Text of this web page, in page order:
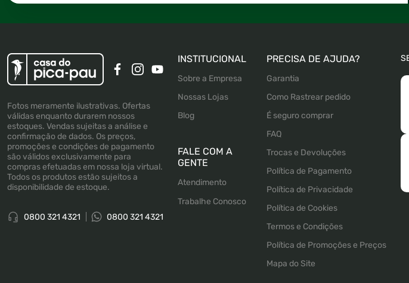
Fotos meramente ilustrativas. Ofertas
válidas enquanto durarem nossos
estoques. Vendas sujeitas a análise e
confirmação de dados. Os preços,
promoções e condições de pagamento
são válidos exclusivamente para
compras efetuadas em nossa loja virtual.
Todos os produtos estão sujeitos a
disponibilidade de estoque.
0800 321 4321 0800 321 4321
INSTITUCIONAL
Sobre a Empresa
Nossas Lojas
Blog
FALE COM A
GENTE
Trabalhe Conosco
Atendimento
PRECISA DE AJUDA?
Garantia
Como Rastrear pedido
É seguro comprar
FAQ
Trocas e Devoluções
Política de Pagamento
Política de Privacidade
Política de Cookies
Termos e Condições
Política de Promoções e Preços
Mapa do Site